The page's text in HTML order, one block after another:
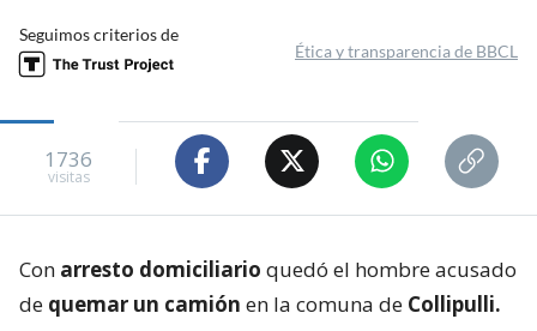
Seguimos criterios de
Ética y transparencia de BBCL
1736
visitas
Con arresto domiciliario quedó el hombre acusado
de quemar un camión en la comuna de Collipulli.